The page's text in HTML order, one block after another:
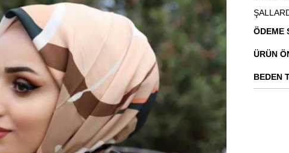
ÖDEME
ÜRÜN
BEDEN